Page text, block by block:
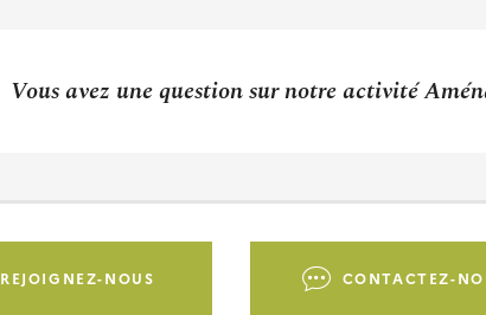
Vous avez une question sur notre activité
REJOIGNEZ-NOUS CONTACTEZ-